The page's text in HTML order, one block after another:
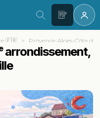
🇫🇷 Provence-Alpes-Côte
arrondissement,